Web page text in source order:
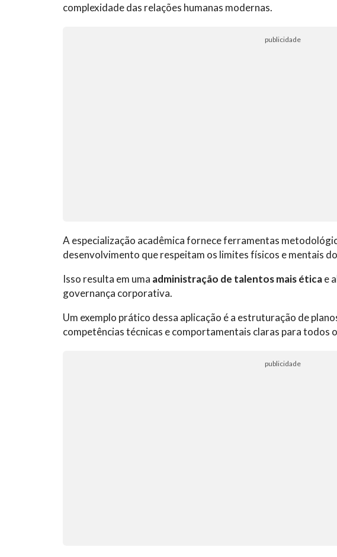
complexidade das relações humanas modernas.
publicidade
A especialização acadêmica fornece ferramentas
desenvolvimento que respeitam os limites físicos e mentais
Isso resulta em uma administração de talentos mais éticae
governança corporativa.
Um exemplo prático dessa aplicação é a estruturação de
competências técnicas e comportamentais claras para todos
publicidade